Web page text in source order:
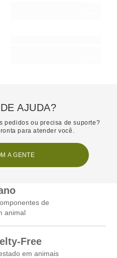
AJUDA?
pedidos ou precisa de suporte?
para atender você.
A GENTE
de
animal
Free
em animais